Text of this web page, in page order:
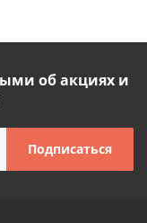
об акциях и